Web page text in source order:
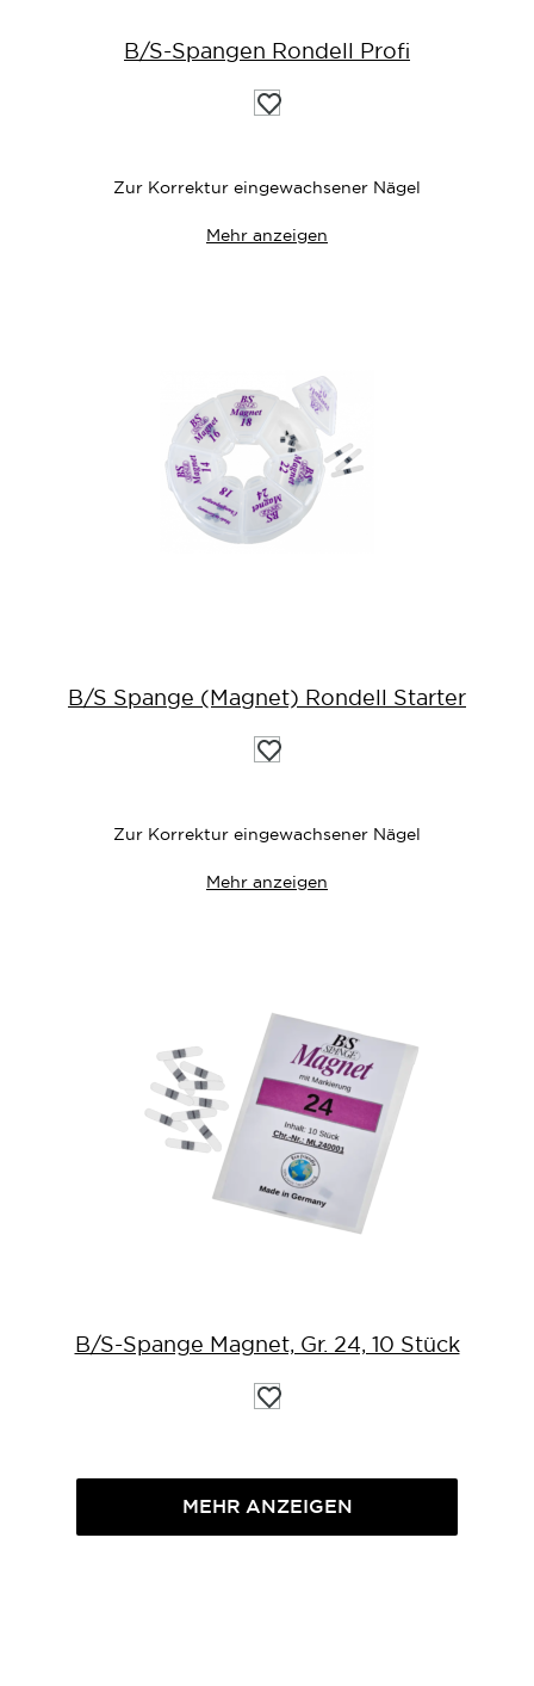
B/S-Spangen Rondell Profi
Auf
die
Zur Korrektur eingewachsener Nägel
Mehr anzeigen
B/S Spange (Magnet) Rondell Starter
Auf
die
Zur Korrektur eingewachsener Nägel
Mehr anzeigen
B/S-Spange Magnet, Gr. 24, 10 Stück
Auf
die
MEHR ANZEIGEN